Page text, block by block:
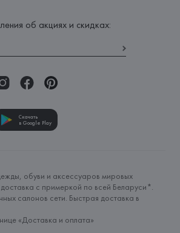
об акциях и скидках:
Скачать
в Google Play
обуви и аксессуаров мировых
с примеркой по всей Беларуси*.
салонов сети. Быстрая доставка в
«Доставка и оплата»